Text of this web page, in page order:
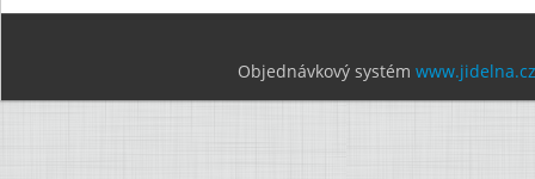
Objednávkový systém www.jidelna.cz